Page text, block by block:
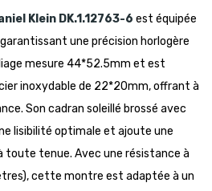
Klein DK.1.12763-6 est équipée
une précision horlogère
mesure 44*52.5mm et est
inoxydable de 22*20mm, offrant à
Son cadran soleillé brossé avec
lisibilité optimale et ajoute une
toute tenue. Avec une résistance à
cette montre est adaptée à un